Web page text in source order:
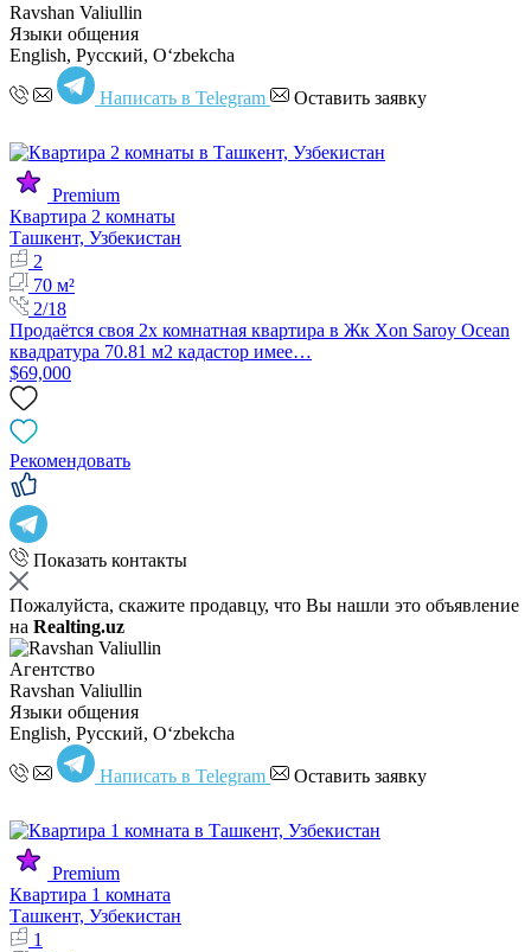
Ravshan Valiullin
Языки общения
English, Русский, Oʻzbekcha
Написать в Telegram Оставить заявку
Premium
Квартира 2 комнаты
Ташкент, Узбекистан
2
70 м²
2/18
Продаётся своя 2х комнатная квартира в Жк Xon Saroy Ocean
квадратура 70.81 м2 кадастор имее…
$69,000
Рекомендовать
Показать контакты
Пожалуйста, скажите продавцу, что Вы нашли это объявление
на Realting.uz
Агентство
Ravshan Valiullin
Языки общения
English, Русский, Oʻzbekcha
Написать в Telegram Оставить заявку
Premium
Квартира 1 комната
Ташкент, Узбекистан
1